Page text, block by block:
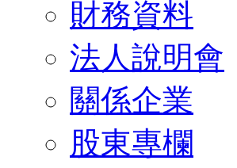
財務資料
法人說明會
關係企業
股東專欄